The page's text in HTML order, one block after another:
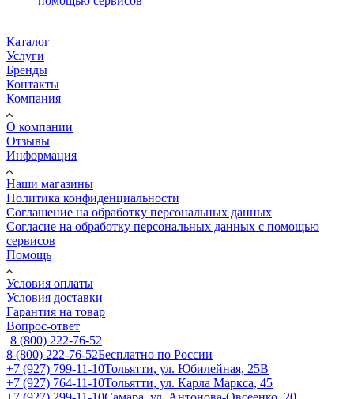
Каталог
Услуги
Бренды
Контакты
Компания
О компании
Отзывы
Информация
Наши магазины
Политика конфиденциальности
Соглашение на обработку персональных данных
Согласие на обработку персональных данных с помощью
сервисов
Помощь
Условия оплаты
Условия доставки
Гарантия на товар
Вопрос-ответ
8 (800) 222-76-52
8 (800) 222-76-52Бесплатно по России
+7 (927) 799-11-10Тольятти, ул. Юбилейная, 25В
+7 (927) 764-11-10Тольятти, ул. Карла Маркса, 45